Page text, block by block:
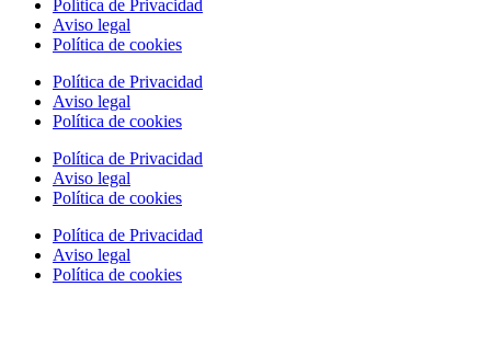
Política de Privacidad
Aviso legal
Política de cookies
Política de Privacidad
Aviso legal
Política de cookies
Política de Privacidad
Aviso legal
Política de cookies
Política de Privacidad
Aviso legal
Política de cookies